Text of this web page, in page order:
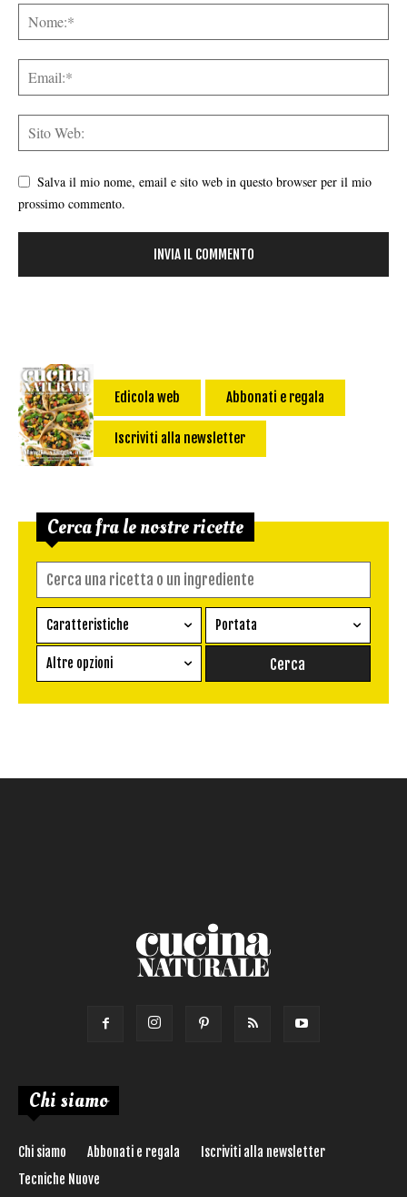
Salva il mio nome, email e sito web in questo browser per il mio
prossimo commento.
Edicola web Abbonati e regala
Iscriviti alla newsletter
Cerca fra le nostre ricette
Caratteristiche
Ricetta vegetariana
Senza glutine
Portata
Conserva
Altre opzioni
Chi siamo
Chi siamo Abbonati e regala
Iscriviti alla newsletter
Tecniche Nuove